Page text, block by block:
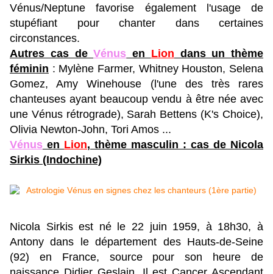
Vénus/Neptune favorise également l'usage de
stupéfiant pour chanter dans certaines
circonstances.
Autres cas deVénus en Lion dans un thème
féminin : Mylène Farmer, Whitney Houston, Selena
Gomez, Amy Winehouse (l'une des très rares
chanteuses ayant beaucoup vendu à être née avec
une Vénus rétrograde), Sarah Bettens (K's Choice),
Olivia Newton-John, Tori Amos ...
Vénus en Lion, thème masculin : cas de Nicola
Sirkis (Indochine)
Nicola Sirkis est né le 22 juin 1959, à 18h30, à
Antony dans le département des Hauts-de-Seine
(92) en France, source pour son heure de